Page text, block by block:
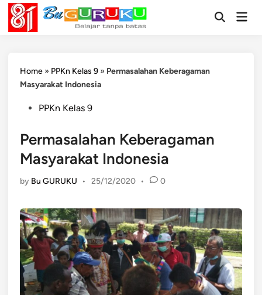
Skip
content
OpenMain
Home » PPKn Kelas 9 » Permasalahan Keberagaman
Masyarakat Indonesia
PostedPPKn Kelas 9
Permasalahan Keberagaman
Masyarakat Indonesia
by Bu GURUKU • 25/12/2020 • 0